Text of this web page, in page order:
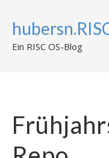
Ein RISC OS-Blog